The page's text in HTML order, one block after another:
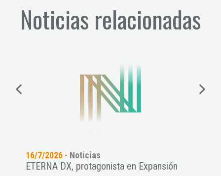
Noticias relacionadas
16/7/2026 - Noticias
ETERNA DX, protagonista en Expansión